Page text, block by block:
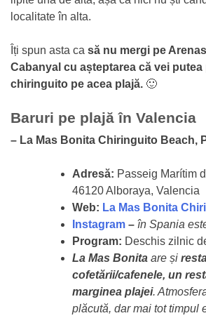
localitate în alta.
Îți spun asta ca să nu mergi pe
Cabanyal cu așteptarea că vei
chiringuito pe acea plajă. 🙂
Baruri pe plajă în Valencia
– La Mas Bonita Chiringuito Beach,
Adresă: Passeig Marítim
46120 Alboraya, Valencia
Web: La Mas Bonita
Instagram – în Spania
Program: Deschis zilnic
La Mas Bonita are și
cofetării/cafenele, un
marginea plajei.
plăcută, dar mai tot timpul